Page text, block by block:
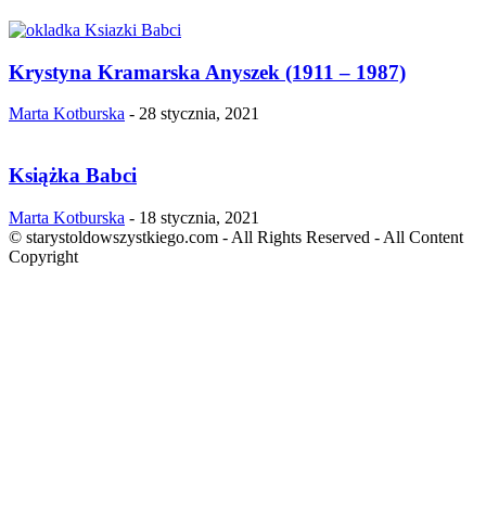
Krystyna Kramarska Anyszek (1911 – 1987)
Marta Kotburska - 28 stycznia, 2021
Książka Babci
Marta Kotburska - 18 stycznia, 2021
© starystoldowszystkiego.com - All Rights Reserved - All Content
Copyright